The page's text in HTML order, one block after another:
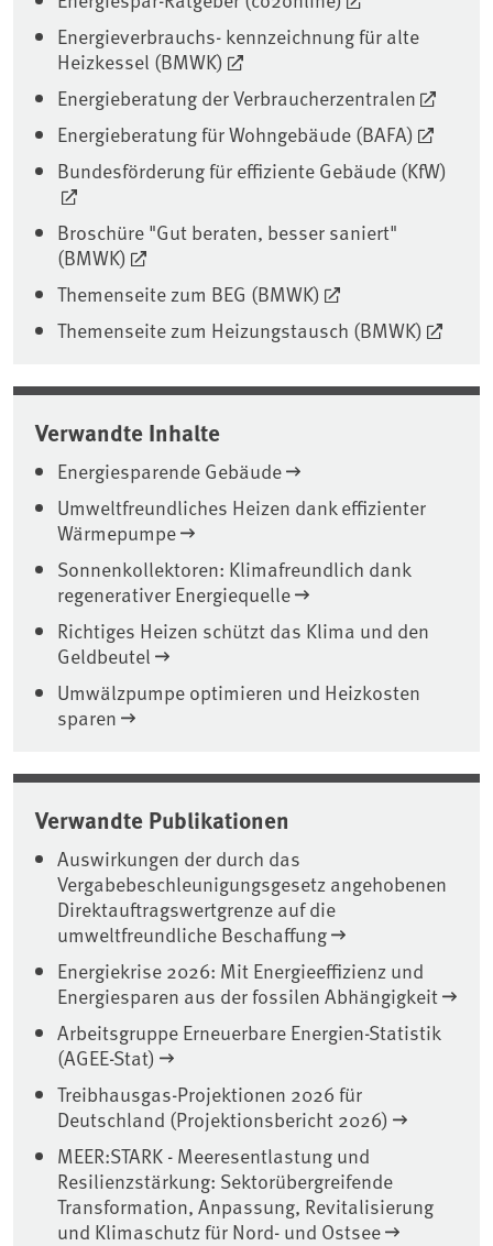
Energieverbrauchs- kennzeichnung für alte
Heizkessel (BMWK)
Energieberatung der Verbraucherzentralen
Energieberatung für Wohngebäude (BAFA)
Bundesförderung für effiziente Gebäude (KfW)
Broschüre "Gut beraten, besser saniert"
(BMWK)
Themenseite zum BEG (BMWK)
Themenseite zum Heizungstausch (BMWK)
Verwandte Inhalte
Energiesparende Gebäude
Umweltfreundliches Heizen dank effizienter
Wärmepumpe
Sonnenkollektoren: Klimafreundlich dank
regenerativer Energiequelle
Richtiges Heizen schützt das Klima und den
Geldbeutel
Umwälzpumpe optimieren und Heizkosten
sparen
Verwandte Publikationen
Auswirkungen der durch das
Vergabebeschleunigungsgesetz angehobenen
Direktauftragswertgrenze auf die
umweltfreundliche Beschaffung
Energiekrise 2026: Mit Energieeffizienz und
Energiesparen aus der fossilen Abhängigkeit
Arbeitsgruppe Erneuerbare Energien-Statistik
(AGEE-Stat)
Treibhausgas-Projektionen 2026 für
Deutschland (Projektionsbericht 2026)
MEER:STARK - Meeresentlastung und
Resilienzstärkung: Sektorübergreifende
Transformation, Anpassung, Revitalisierung
und Klimaschutz für Nord- und Ostsee